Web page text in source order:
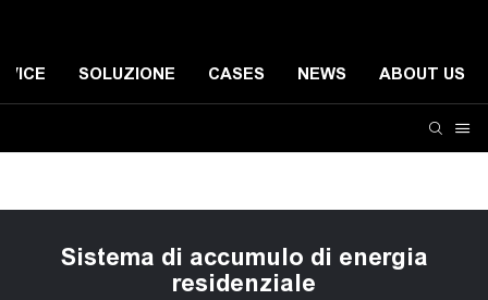
SOLUZIONE CASES NEWS ABOUT US
Sistema di accumulo di energia
residenziale